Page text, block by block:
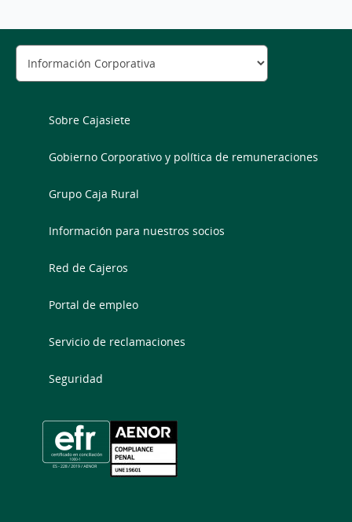
Sobre Cajasiete
Gobierno Corporativo y política de remuneraciones
Grupo Caja Rural
Información para nuestros socios
Red de Cajeros
Portal de empleo
Servicio de reclamaciones
Seguridad